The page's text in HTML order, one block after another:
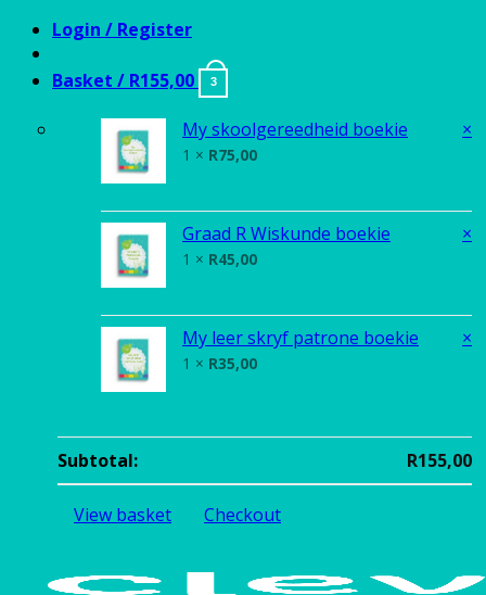
Skip
content
Login / Register
Basket / R155,00 3
×
My skoolgereedheid boekie
1 × R75,00
×
Graad R Wiskunde boekie
1 × R45,00
×
My leer skryf patrone boekie
1 × R35,00
Subtotal: R155,00
View basket Checkout